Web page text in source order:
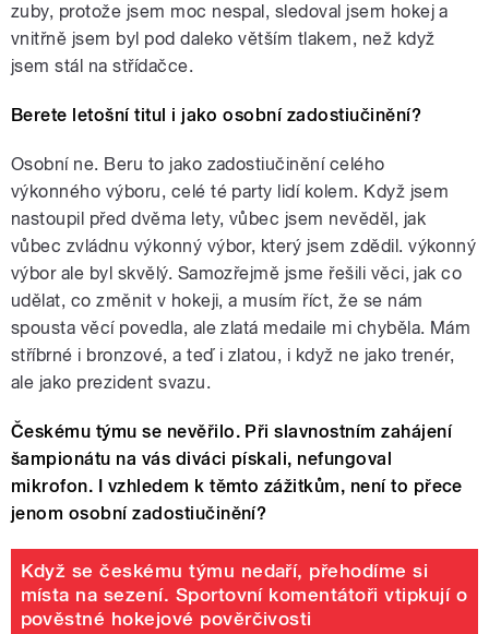
zuby, protože jsem moc nespal, sledoval jsem hokej a
vnitřně jsem byl pod daleko větším tlakem, než když
jsem stál na střídačce.
Berete letošní titul i jako osobní zadostiučinění?
Osobní ne. Beru to jako zadostiučinění celého
výkonného výboru, celé té party lidí kolem. Když jsem
nastoupil před dvěma lety, vůbec jsem nevěděl, jak
vůbec zvládnu výkonný výbor, který jsem zdědil. výkonný
výbor ale byl skvělý. Samozřejmě jsme řešili věci, jak co
udělat, co změnit v hokeji, a musím říct, že se nám
spousta věcí povedla, ale zlatá medaile mi chyběla. Mám
stříbrné i bronzové, a teď i zlatou, i když ne jako trenér,
ale jako prezident svazu.
Českému týmu se nevěřilo. Při slavnostním zahájení
šampionátu na vás diváci pískali, nefungoval
mikrofon. I vzhledem k těmto zážitkům, není to přece
jenom osobní zadostiučinění?
Když se českému týmu nedaří, přehodíme si
místa na sezení. Sportovní komentátoři vtipkují o
pověstné hokejové pověrčivosti